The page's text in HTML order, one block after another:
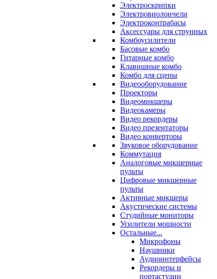
Электроскрипки
Электровиолончели
Электроконтрабасы
Аксессуары для струнных
Комбоусилители
Басовые комбо
Гитарные комбо
Клавишные комбо
Комбо для сцены
Видеооборудование
Проекторы
Видеомикшеры
Видеокамеры
Видео рекордеры
Видео презентаторы
Видео конверторы
Звуковое оборудование
Коммутация
Аналоговые микшерные
пульты
Цифровые микшерные
пульты
Активные микшеры
Акустические системы
Студийные мониторы
Усилители мощности
Остальные...
Микрофоны
Наушники
Аудиоинтерфейсы
Рекордеры и
портастудии